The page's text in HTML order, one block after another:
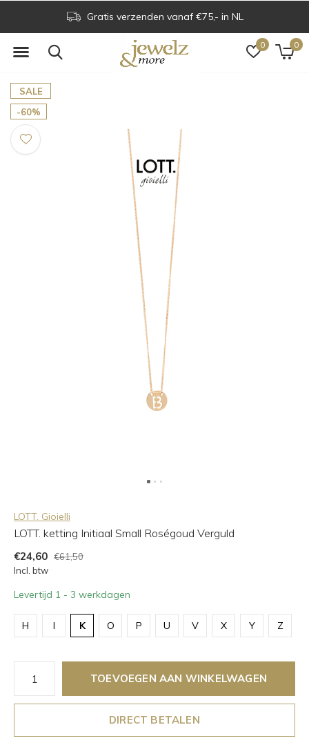
0 0
Gratis verzenden vanaf €75,- in NL
SALE
-60%
LOTT. Gioielli
LOTT. ketting Initiaal Small Roségoud Verguld
€24,60 €61,50
Incl. btw
Levertijd 1 - 3 werkdagen
H I K O P U V X Y Z
TOEVOEGEN AAN WINKELWAGEN
DIRECT BETALEN